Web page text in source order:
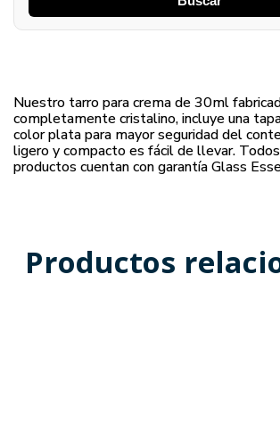
Nuestro tarro para crema de 30ml
completamente cristalino, incluye una
color plata para mayor seguridad del
ligero y compacto es fácil de llevar.
productos cuentan con garantía Glass
Productos